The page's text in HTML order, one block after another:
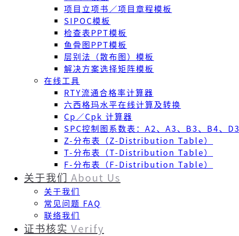
项目立项书／项目章程模板
SIPOC模板
检查表PPT模板
鱼骨图PPT模板
层别法（散布图）模板
解决方案选择矩阵模板
在线工具
RTY流通合格率计算器
六西格玛水平在线计算及转换
Cp／Cpk 计算器
SPC控制图系数表：A2、A3、B3、B4、
Z-分布表（Z-Distribution Table）
T-分布表（T-Distribution Table）
F-分布表（F-Distribution Table）
关于我们 About Us
关于我们
常见问题 FAQ
联络我们
证书核实 Verify